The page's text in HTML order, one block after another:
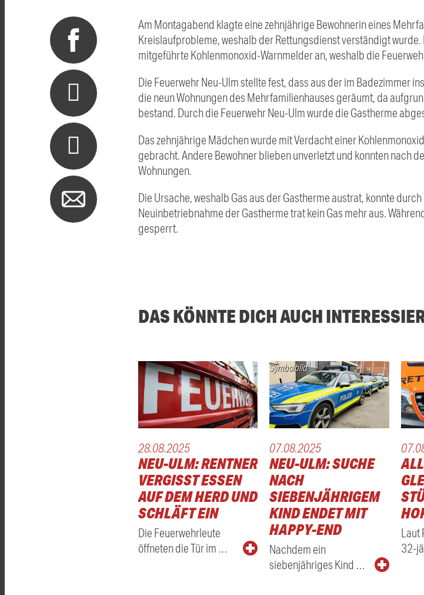
Am Montagabend klagte eine zehnjährige Bewohnerin eines
Kreislaufprobleme, weshalb der Rettungsdienst verständigt
mitgeführte Kohlenmonoxid-Warnmelder an, weshalb die
Die Feuerwehr Neu-Ulm stellte fest, dass aus der im Badezimmer
die neun Wohnungen des Mehrfamilienhauses geräumt, da
bestand. Durch die Feuerwehr Neu-Ulm wurde die Gastherme
Das zehnjährige Mädchen wurde mit Verdacht einer
gebracht. Andere Bewohner blieben unverletzt und konnten nach
Wohnungen.
Die Ursache, weshalb Gas aus der Gastherme austrat, konnte
Neuinbetriebnahme der Gastherme trat kein Gas mehr aus.
gesperrt.
DAS KÖNNTE DICH AUCH
28.08.2025
NEU-ULM: RENTNER
VERGISST ESSEN
AUF DEM HERD UND
SCHLÄFT EIN
Die Feuerwehrleute
öffneten die Tür im …
Symbolbild
07.08.2025
NEU-ULM: SUCHE
NACH
SIEBENJÄHRIGEM
KIND ENDET MIT
HAPPY-END
Nachdem ein
siebenjähriges Kind …
Laut
32-